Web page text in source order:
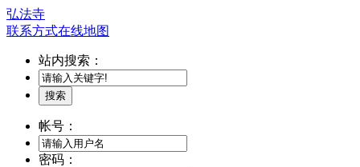
弘法寺
联系方式在线地图
站内搜索：
搜索
帐号：
密码：